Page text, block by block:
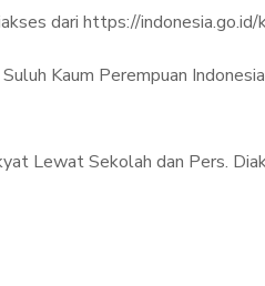
dari https://
Kaum Perempuan
Lewat Sekolah dan Pers.